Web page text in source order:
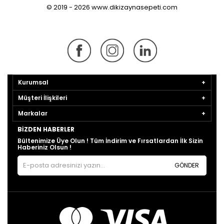
© 2019 - 2026 www.dikizaynasepeti.com
Kurumsal
Müşteri İlişkileri
Markalar
BIZDEN HABERLER
Bültenimize Üye Olun ! Tüm İndirim ve Fırsatlardan İlk Sizin
Haberiniz Olsun !
GÖNDER